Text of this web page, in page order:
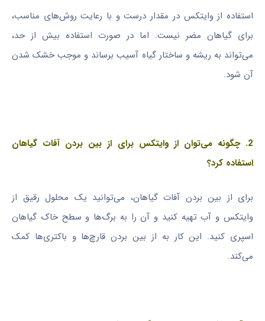
استفاده از وایتکس در مقدار درست و با رعایت روش‌های مناسب،
برای گیاهان مضر نیست. اما در صورت استفاده بیش از حد،
می‌تواند به ریشه و ساختار گیاه آسیب برساند و موجب خشک شدن
آن شود.
2. چگونه می‌توان از وایتکس برای از بین بردن آفات گیاهان
استفاده کرد؟
برای از بین بردن آفات گیاهان، می‌توانید یک محلول رقیق از
وایتکس و آب تهیه کنید و آن را به برگ‌ها و سطح خاک گیاهان
اسپری کنید. این کار به از بین بردن قارچ‌ها و باکتری‌ها کمک
می‌کند.